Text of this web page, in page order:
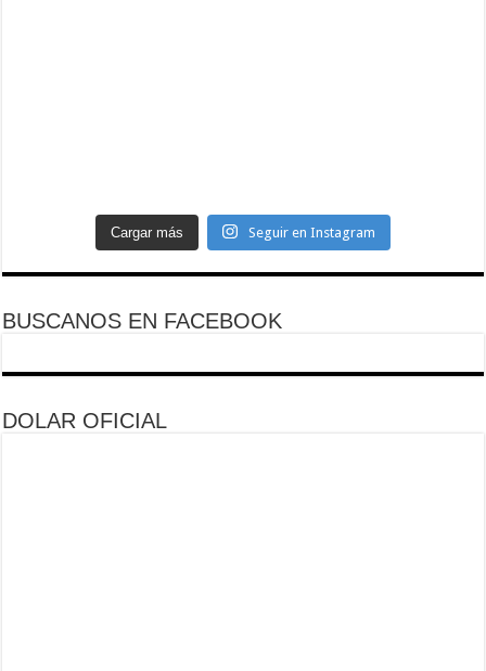
Cargar más Seguir en Instagram
BUSCANOS EN FACEBOOK
DOLAR OFICIAL